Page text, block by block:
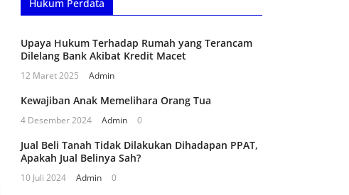
Hukum Perdata
Upaya Hukum Terhadap Rumah yang Terancam
Dilelang Bank Akibat Kredit Macet
12 Maret 2025 Admin
Kewajiban Anak Memelihara Orang Tua
4 Desember 2024 Admin 0
Jual Beli Tanah Tidak Dilakukan Dihadapan PPAT,
Apakah Jual Belinya Sah?
10 Juli 2024 Admin 0